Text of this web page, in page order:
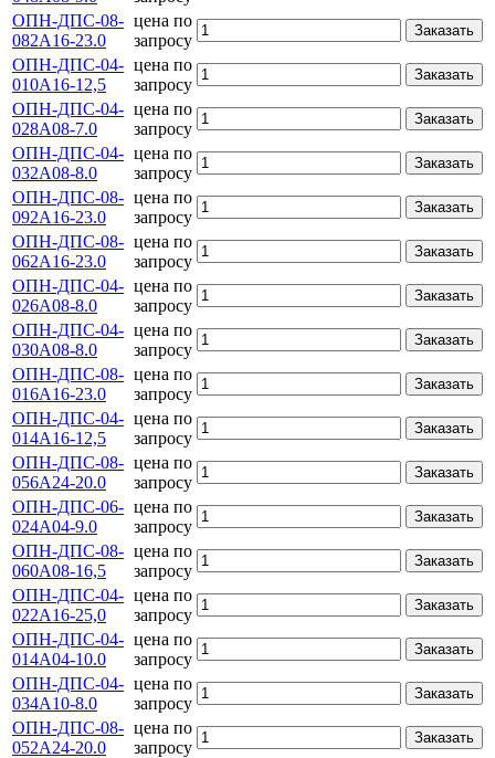
ОПН-ДПС-08-
082А16-23.0
цена по
запросу
Заказать
ОПН-ДПС-04-
010А16-12,5
цена по
запросу
Заказать
ОПН-ДПС-04-
028А08-7.0
цена по
запросу
Заказать
ОПН-ДПС-04-
032А08-8.0
цена по
запросу
Заказать
ОПН-ДПС-08-
092А16-23.0
цена по
запросу
Заказать
ОПН-ДПС-08-
062А16-23.0
цена по
запросу
Заказать
ОПН-ДПС-04-
026А08-8.0
цена по
запросу
Заказать
ОПН-ДПС-04-
030А08-8.0
цена по
запросу
Заказать
ОПН-ДПС-08-
016А16-23.0
цена по
запросу
Заказать
ОПН-ДПС-04-
014А16-12,5
цена по
запросу
Заказать
ОПН-ДПС-08-
056А24-20.0
цена по
запросу
Заказать
ОПН-ДПС-06-
024А04-9.0
цена по
запросу
Заказать
ОПН-ДПС-08-
060А08-16,5
цена по
запросу
Заказать
ОПН-ДПС-04-
022А16-25,0
цена по
запросу
Заказать
ОПН-ДПС-04-
014А04-10.0
цена по
запросу
Заказать
ОПН-ДПС-04-
034А10-8.0
цена по
запросу
Заказать
ОПН-ДПС-08-
052А24-20.0
цена по
запросу
Заказать